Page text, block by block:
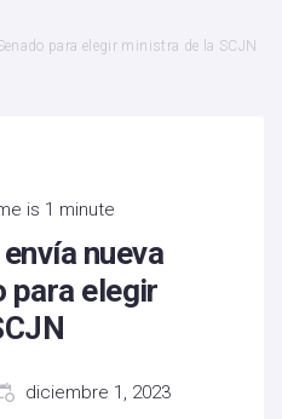
para elegir ministra de la SCJN
is 1 minute
nueva
para elegir
diciembre 1, 2023